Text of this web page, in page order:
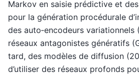
Markov en saisie prédictive et
pour la génération procédurale
des auto‑encodeurs variationnels
réseaux antagonistes génératifs
tard, des modèles de diffusion
d’utiliser des réseaux profonds